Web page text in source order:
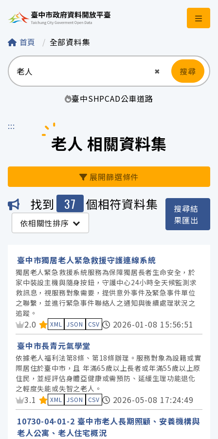
臺中市政府資料開
首頁 全部資料集
✖ 清空輸入
搜尋
臺中SHPCAD公車道路
:::
老人 相關資料集
展開篩選條件
機關
服務分類
格式
標籤
授權
找到 37 個相符資料集
依相關性排序
搜尋結
果匯出
臺中市獨居老人緊急救援守護連線系統
獨居老人緊急救援系統服務為保障獨居長者生命安全，於
家中裝設主機與隨身按鈕，守護中心24小時全天候監測求
救訊息，視服務對象需要，提供意外事件及緊急事件單位
之聯繫，並進行緊急事件聯絡人之通知與後續處理狀況之
追蹤。
資料集評分：
2.0 XML JSON CSV
2026-01-08 15:56:51
臺中市長青元氣學堂
依據老人福利法第8條、第18條辦理。服務對象為設籍或實
際居住於臺中市，且 年滿65歲以上長者或年滿55歲以上原
住民，並經評估身體亞健康或需預防、延緩生理功能退化
之輕度失能或失智之老人。
資料集評分：
3.1 XML JSON CSV
2026-05-08 17:24:49
10730-04-01-2 臺中市老人長期照顧、安養機構與
老人公寓、老人住宅概況